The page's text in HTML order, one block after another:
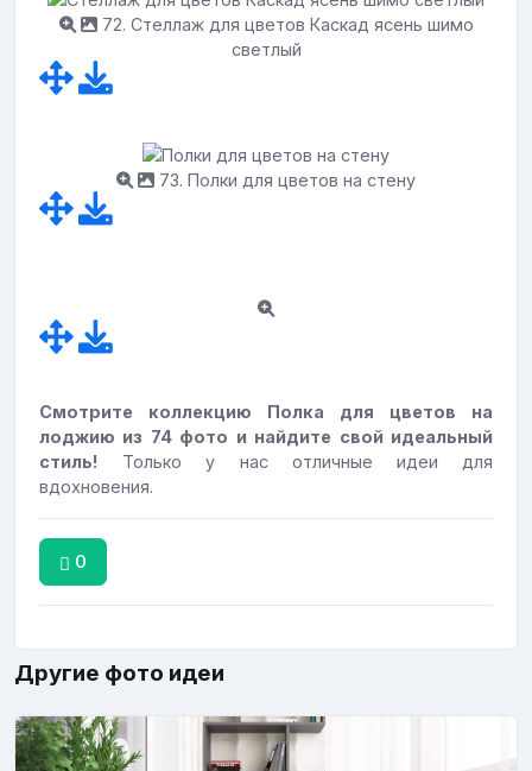
72. Стеллаж для цветов Каскад ясень шимо
светлый
73. Полки для цветов на стену
Смотрите коллекцию Полка для цветов на
лоджию из 74 фото и найдите свой идеальный
стиль!
Только у нас отличные идеи для
вдохновения.
0
Другие фото идеи